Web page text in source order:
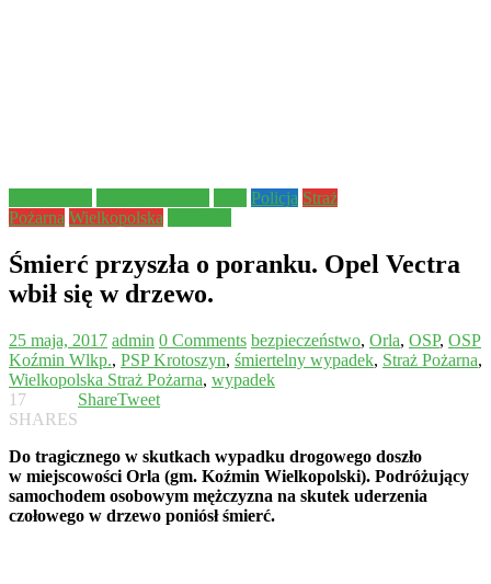
Policja Straż
Pożarna Wielkopolska
Śmierć przyszła o poranku. Opel Vectra
wbił się w drzewo.
25 maja, 2017 admin 0 Comments bezpieczeństwo, Orla, OSP, OSP
Koźmin Wlkp., PSP Krotoszyn, śmiertelny wypadek, Straż Pożarna,
Wielkopolska Straż Pożarna, wypadek
17
SHARES
ShareTweet
Do tragicznego w skutkach wypadku drogowego doszło
w miejscowości Orla (gm. Koźmin Wielkopolski). Podróżujący
samochodem osobowym mężczyzna na skutek uderzenia
czołowego w drzewo poniósł śmierć.